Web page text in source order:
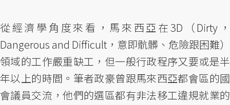
從經濟學角度來看，馬來西亞在3D（Dirty，
Dangerous and Difficult，意即骯髒、危險跟困難）
領域的工作嚴重缺工，但一般行政程序又要或是半
年以上的時間。筆者政豪曾跟馬來西亞都會區的國
會議員交流，他們的選區都有非法移工違規就業的